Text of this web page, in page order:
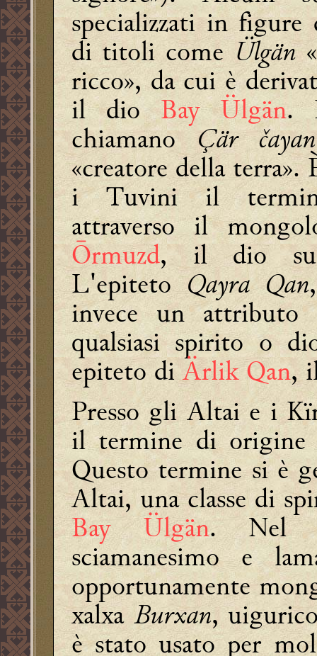
specializzati in
di titoli come Ülgän
ricco», da cui è
il dioBay Ülgän.
chiamano Çär
«creatore della
i Tuvini il
attraverso il
Ōrmuzd, il dio
L'epitetoQayra Qan
invece un attributo
qualsiasi spirito o
epiteto diÄrlik Qan,
Presso gli Altai e i
il termine di origine
Questo termine si è
Altai, una classe di
Bay Ülgän. Nel
sciamanesimo e
opportunamente
xalxa Burxan,
è stato usato per